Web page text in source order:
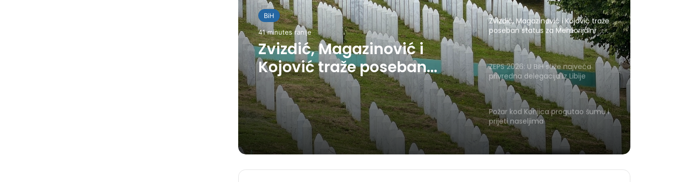
BiH
41 minutes ranije
Zvizdić, Magazinović i
Kojović traže poseban
status za Memorijalni
centar Srebrenica
Zvizdić, Magazinović i Kojović traže
poseban status za Memorijalni
centar Srebrenica
ZEPS 2026: U BiH stiže najveća
privredna delegacija iz Libije
Požar kod Konjica progutao šumu i
prijeti naseljima